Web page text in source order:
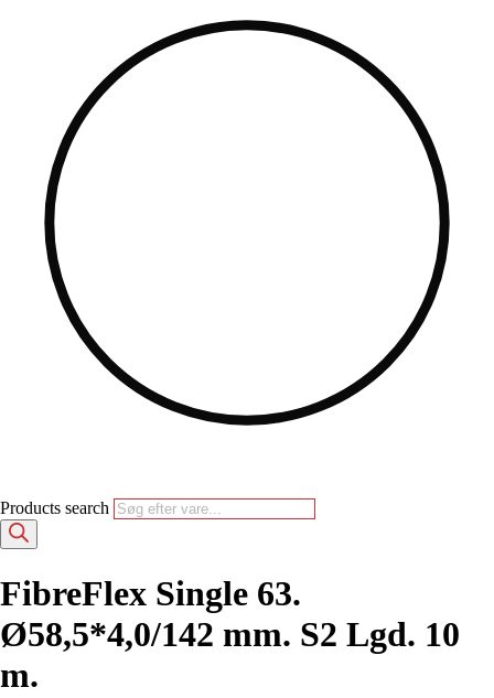
Products search
FibreFlex Single 63.
Ø58,5*4,0/142 mm. S2 Lgd. 10
m.